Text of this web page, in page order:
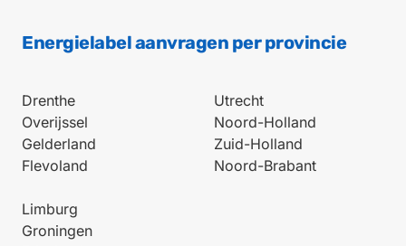
Energielabel aanvragen per provincie
Drenthe
Overijssel
Gelderland
Flevoland
Utrecht
Noord-Holland
Zuid-Holland
Noord-Brabant
Limburg
Groningen